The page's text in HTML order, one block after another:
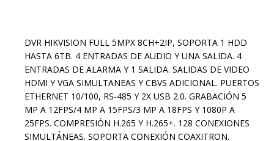
DVR HIKVISION FULL 5MPX 8CH+2IP, SOPORTA 1 HDD
HASTA 6TB. 4 ENTRADAS DE AUDIO Y UNA SALIDA. 4
ENTRADAS DE ALARMA Y 1 SALIDA. SALIDAS DE VIDEO
HDMI Y VGA SIMULTANEAS Y CBVS ADICIONAL. PUERTOS
ETHERNET 10/100, RS-485 Y 2X USB 2.0. GRABACIÓN 5
MP A 12FPS/4 MP A 15FPS/3 MP A 18FPS Y 1080P A
25FPS. COMPRESIÓN H.265 Y H.265+. 128 CONEXIONES
SIMULTÁNEAS. SOPORTA CONEXIÓN COAXITRON.